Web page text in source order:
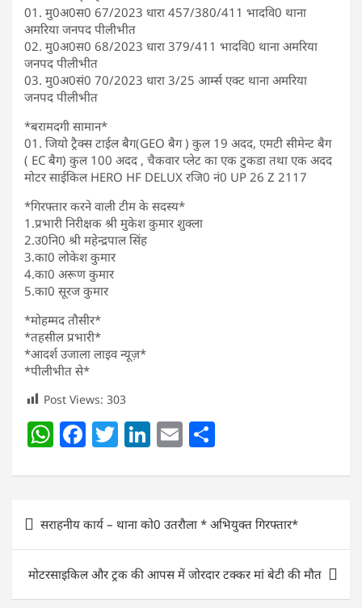
01. मु0अ0स0 67/2023 धारा 457/380/411 भादवि0 थाना
अमरिया जनपद पीलीभीत
02. मु0अ0स0 68/2023 धारा 379/411 भादवि0 थाना अमरिया
जनपद पीलीभीत
03. मु0अ0सं0 70/2023 धारा 3/25 आर्म्स एक्ट थाना अमरिया
जनपद पीलीभीत
*बरामदगी सामान*
01. जियो ट्रैक्स टाईल बैग(GEO बैग ) कुल 19 अदद, एमटी सीमेन्ट बैग
( EC बैग) कुल 100 अदद , चैकवार प्लेट का एक टुकडा तथा एक अदद
मोटर साईकिल HERO HF DELUX रजि0 नं0 UP 26 Z 2117
*गिरफ्तार करने वाली टीम के सदस्य*
1.प्रभारी निरीक्षक श्री मुकेश कुमार शुक्ला
2.उ0नि0 श्री महेन्द्रपाल सिंह
3.का0 लोकेश कुमार
4.का0 अरूण कुमार
5.का0 सूरज कुमार
*मोहम्मद तौसीर*
*तहसील प्रभारी*
*आदर्श उजाला लाइव न्यूज़*
*पीलीभीत से*
Post Views: 303
W
at
s
A
p
p
F
c
e
b
o
o
T
itt
er
Li
k
e
dI
n
E
ai
l
ar
e
Post
navigation
सराहनीय कार्य – थाना को0 उतरौला * अभियुक्त गिरफ्तार*
मोटरसाइकिल और ट्रक की आपस में जोरदार टक्कर मां बेटी की मौत